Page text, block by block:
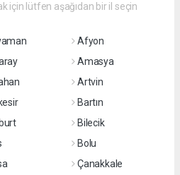
için lütfen aşağıdan bir il seçin
Afyon
Amasya
Artvin
Bartın
Bilecik
Bolu
Çanakkale